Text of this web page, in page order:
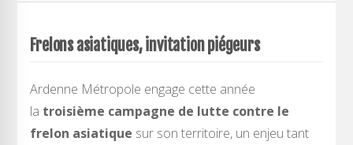
Frelons asiatiques, invitation piégeurs
Ardenne Métropole engage cette année
la troisième campagne de lutte contre le
frelon asiatique sur son territoire, un enjeu tant